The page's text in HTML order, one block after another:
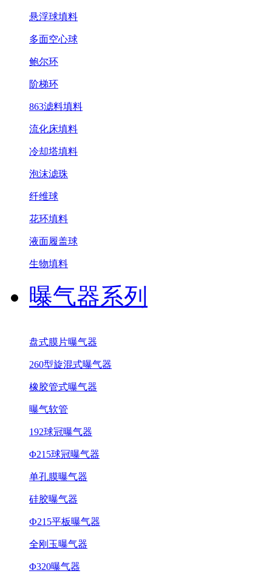
悬浮球填料
多面空心球
鲍尔环
阶梯环
863滤料填料
流化床填料
冷却塔填料
泡沫滤珠
纤维球
花环填料
液面履盖球
生物填料
曝气器系列
盘式膜片曝气器
260型旋混式曝气器
橡胶管式曝气器
曝气软管
192球冠曝气器
Φ215球冠曝气器
单孔膜曝气器
硅胶曝气器
Ф215平板曝气器
全刚玉曝气器
Φ320曝气器